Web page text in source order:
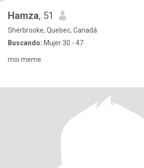
Hamza, 51
Sherbrooke, Quebec, Canadá
Buscando: Mujer 30 - 47
moi meme